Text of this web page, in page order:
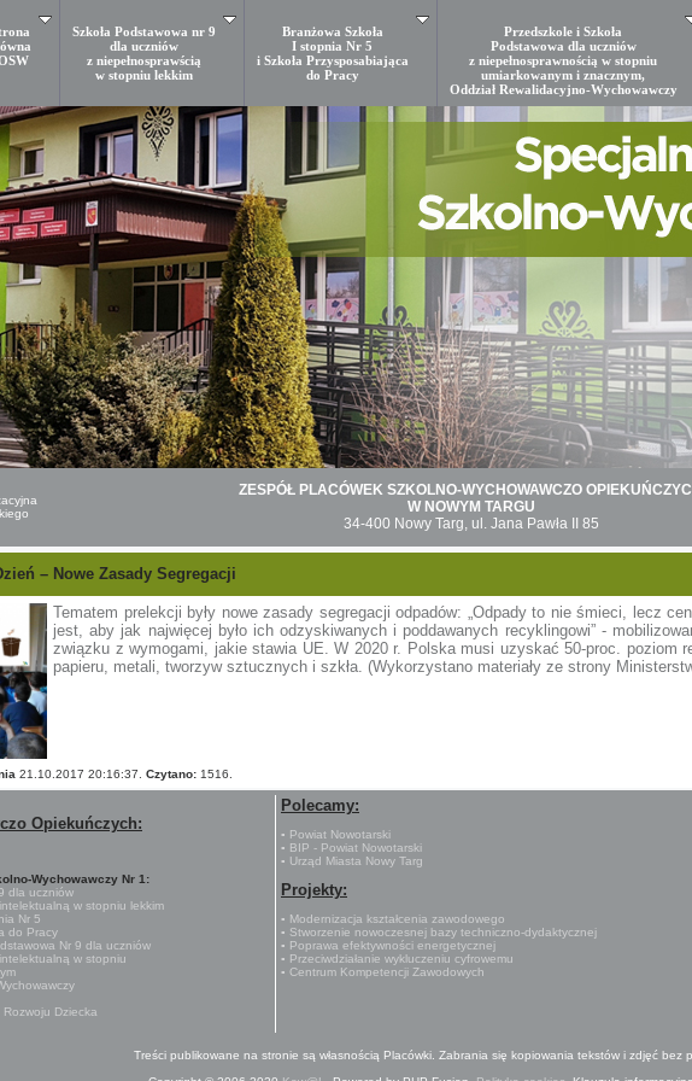
Szkoła Podstawowa nr 9
dla uczniów
z niepełnosprawścią
w stopniu lekkim
Branżowa Szkoła
I stopnia Nr 5
i Szkoła Przysposabiająca
do Pracy
Przedszkole i Szkoła
Podstawowa dla uczniów
z niepełnosprawnością w stopniu
umiarkowanym i znacznym,
Oddział Rewalidacyjno-Wychowawczy
ZESPÓŁ PLACÓWEK SZKOLNO-WYCHOWAWCZO
W NOWYM TARGU
34-400 Nowy Targ, ul. Jana Pawła II 85
– Nowe Zasady Segregacji
Tematem prelekcji były nowe zasady segregacji odpadów: „Odpady to nie śmieci, lecz
jest, aby jak najwięcej było ich odzyskiwanych i poddawanych recyklingowi” -
związku z wymogami, jakie stawia UE. W 2020 r. Polska musi uzyskać 50-proc. poziom
papieru, metali, tworzyw sztucznych i szkła. (Wykorzystano materiały ze strony
21.10.2017 20:16:37. Czytano: 1516.
Opiekuńczych:
Wychowawczy Nr 1:
dla uczniów
w stopniu lekkim
Nr 5
do Pracy
Nr 9 dla uczniów
w stopniu
Dziecka
Polecamy:
▪ Powiat Nowotarski
▪ BIP - Powiat Nowotarski
▪ Urząd Miasta Nowy Targ
Projekty:
▪ Modernizacja kształcenia zawodowego
▪ Stworzenie nowoczesnej bazy techniczno-dydaktycznej
▪ Poprawa efektywności energetycznej
▪ Przeciwdziałanie wykluczeniu cyfrowemu
▪ Centrum Kompetencji Zawodowych
Treści publikowane na stronie są własnością Placówki. Zabrania się kopiowania tekstów i zdjęć bez